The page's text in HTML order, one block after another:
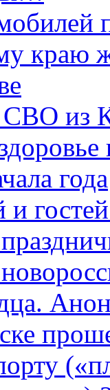
краю
СВО из
года